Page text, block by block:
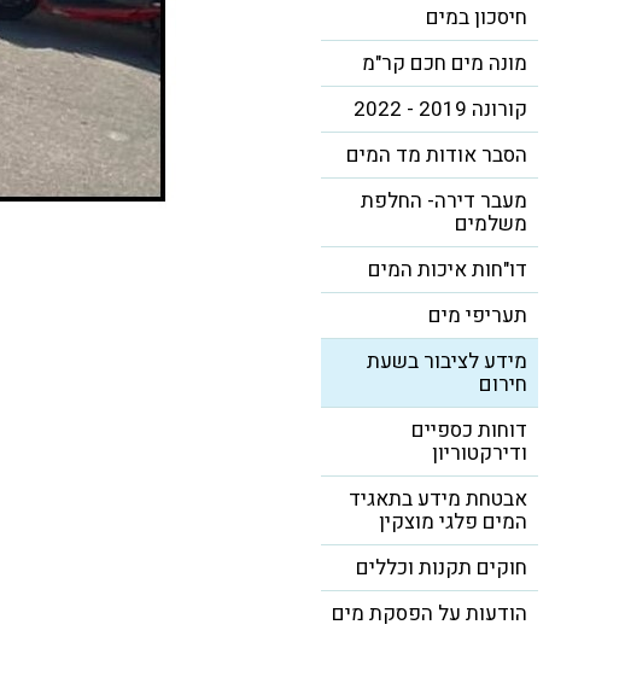
חיסכון במים
מונה מים חכם קר"מ
קורונה 2019 - 2022
הסבר אודות מד המים
מעבר דירה- החלפת
משלמים
דו"חות איכות המים
תעריפי מים
מידע לציבור בשעת
חירום
דוחות כספיים
ודירקטוריון
אבטחת מידע בתאגיד
המים פלגי מוצקין
חוקים תקנות וכללים
הודעות על הפסקת מים